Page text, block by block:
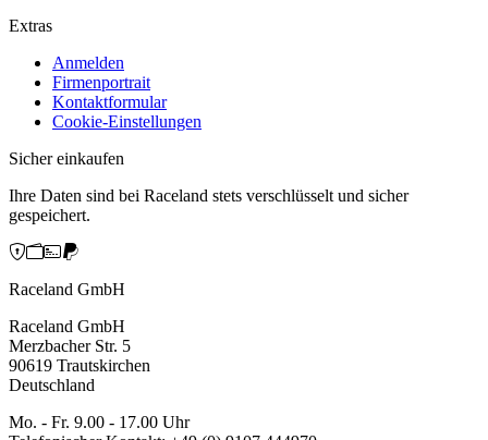
Extras
Anmelden
Firmenportrait
Kontaktformular
Cookie-Einstellungen
Sicher einkaufen
Ihre Daten sind bei Raceland stets verschlüsselt und sicher
gespeichert.
Raceland GmbH
Raceland GmbH
Merzbacher Str. 5
90619 Trautskirchen
Deutschland
Mo. - Fr. 9.00 - 17.00 Uhr